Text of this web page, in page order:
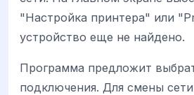
"Настройка принтера" или
устройство еще не найдено.
Программа предложит
подключения. Для смены